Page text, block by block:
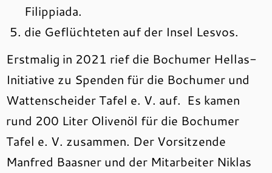
Filippiada.
die Geflüchteten auf der Insel Lesvos.
Erstmalig in 2021 rief die Bochumer Hellas-
Initiative zu Spenden für die Bochumer und
Wattenscheider Tafel e. V. auf. Es kamen
rund 200 Liter Olivenöl für die Bochumer
Tafel e. V. zusammen. Der Vorsitzende
Manfred Baasner und der Mitarbeiter Niklas